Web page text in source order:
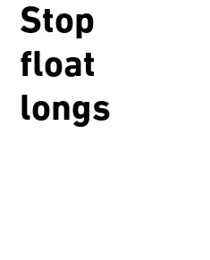
Stop
float
longs